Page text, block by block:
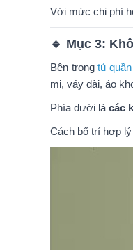
Với mức chi phí
🔹 Mục 3:
Bên trongtủ
mi, váy dài, áo
Phía dưới là các
Cách bố trí hợp